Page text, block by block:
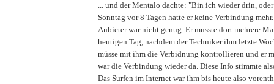
... und der Mentalo dachte: "Bin ich wieder drin, oder
Sonntag vor 8 Tagen hatte er keine Verbindung
Anbieter war nicht genug. Er musste dort mehrere
heutigen Tag, nachdem der Techniker ihm letzte
müsse mit ihm die Verbidnung kontrollieren und er
war die Verbindung wieder da. Diese Info stimmte
Das Surfen im Internet war ihm bis heute also